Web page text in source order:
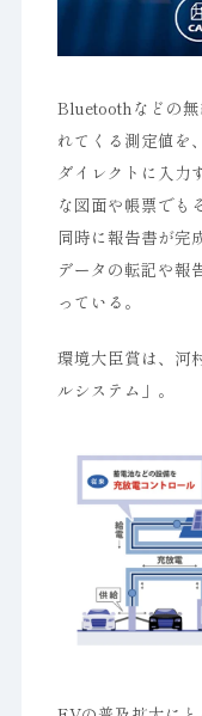
Bluetoothなどの無
れてくる測定値を
ダイレクトに入力
な図面や帳票でも
同時に報告書が完
データの転記や報
っている。
環境大臣賞は、河
ルシステム」。